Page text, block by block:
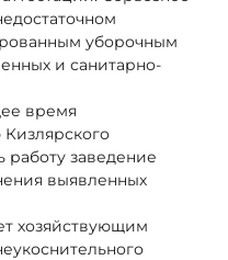
уборочным
и санитарно-
время
работу заведение
выявленных
хозяйствующим